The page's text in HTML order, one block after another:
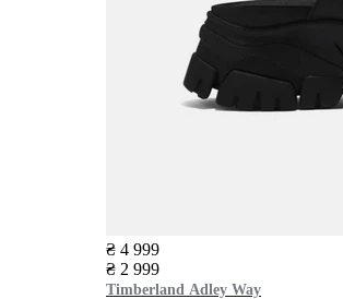
₴ 4 999
₴ 2 999
Timberland Adley Way